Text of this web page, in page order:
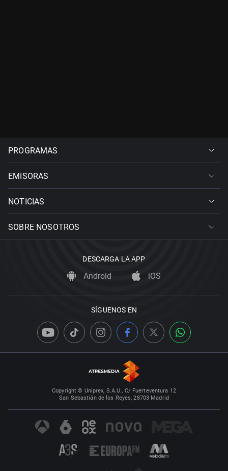
PROGRAMAS
EMISORAS
NOTICIAS
SOBRE NOSOTROS
DESCARGA LA APP
Android iOS
SÍGUENOS EN
Copyright © Uniprex, S.A.U., C/ Fuerteventura 12
San Sebastián de los Reyes, 28703 Madrid